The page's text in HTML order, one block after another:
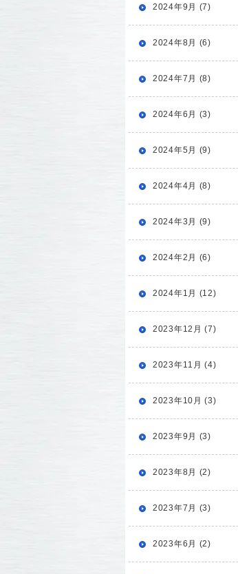
2024年9月 (7)
2024年8月 (6)
2024年7月 (8)
2024年6月 (3)
2024年5月 (9)
2024年4月 (8)
2024年3月 (9)
2024年2月 (6)
2024年1月 (12)
2023年12月 (7)
2023年11月 (4)
2023年10月 (3)
2023年9月 (3)
2023年8月 (2)
2023年7月 (3)
2023年6月 (2)